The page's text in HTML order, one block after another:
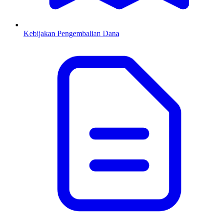
Kebijakan Pengembalian Dana